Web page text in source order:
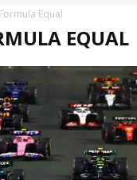
Formula Equal
EQUAL